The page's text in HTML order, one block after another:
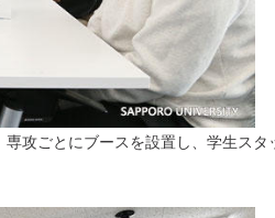
攻ごとにブースを設置し、学生ス